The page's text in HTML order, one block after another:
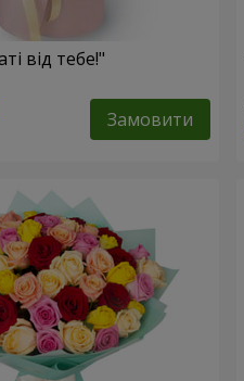
від тебе!"
Замовити